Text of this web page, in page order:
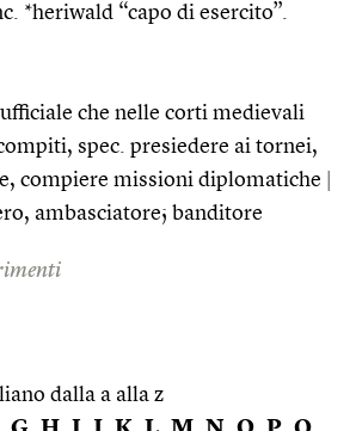
*heriwald “capo di esercito”.
che nelle corti medievali
spec. presiedere ai tornei,
compiere missioni diplomatiche
ambasciatore; banditore
dalla a alla z